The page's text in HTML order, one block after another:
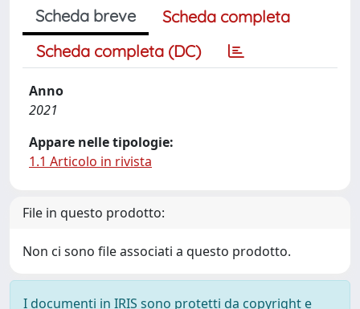
Scheda breve
Scheda completa
Scheda completa (DC)
Anno
2021
Appare nelle tipologie:
1.1 Articolo in rivista
File in questo prodotto:
Non ci sono file associati a questo prodotto.
I documenti in IRIS sono protetti da copyright e